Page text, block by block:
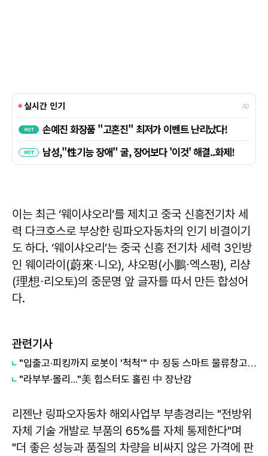
이는 최근 ‘웨이샤오리’를 제치고 중국 신흥전기차 세
력 다크호스로 부상한 링파오자동차의 인기 비결이기
도 하다. ‘웨이샤오리’는 중국 신흥 전기차 세력 3인방
인 웨이라이(蔚來⋅니오), 샤오펑(小鵬⋅엑스펑), 리샹
(理想⋅리오토)의 중문명 앞 글자를 따서 만든 합성어
다.
관련기사
"입출고·피킹까지 로봇이 '척척'" 中 징둥 스마트 물류창고 가보니
"라부부·몰리..."美 힙스터도 홀린 中 장난감
리젠난 링파오자동차 해외사업부 부총경리는 "전방위
자체 기술 개발로 부품의 65%를 자체 통제한다"며
"더 좋은 성능과 품질의 차량을 비싸지 않은 가격에 판